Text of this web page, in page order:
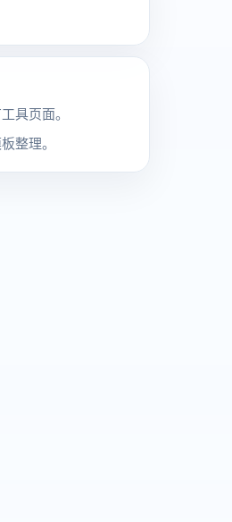
具页面。
整理。